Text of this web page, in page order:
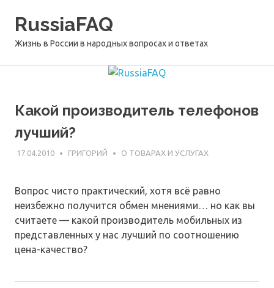
RussiaFAQ
Жизнь в России в народных вопросах и ответах
Какой производитель телефонов
лучший?
17.04.2010 ГРИГОРИЙ О ТОВАРАХ И УСЛУГАХ
Вопрос чисто практический, хотя всё равно
неизбежно получится обмен мнениями… но как вы
считаете — какой производитель мобильных из
представленных у нас лучший по соотношению
цена-качество?